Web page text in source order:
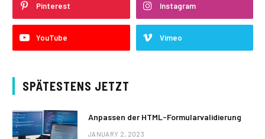
Pinterest Instagram
YouTube Vimeo
SPÄTESTENS JETZT
Anpassen der HTML-Formularvalidierung
JANUARY 2, 2023